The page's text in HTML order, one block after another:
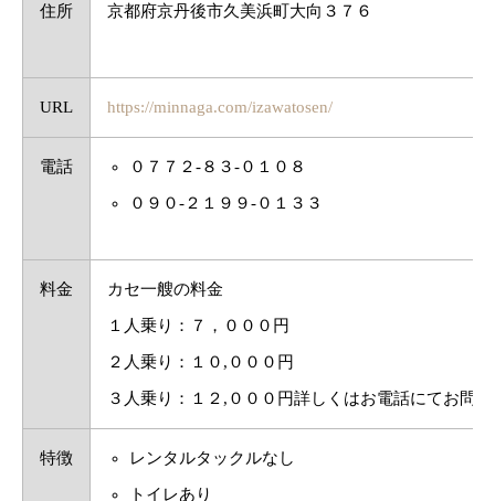
住所 京都府京丹後市久美浜町大向３７６
URL https://minnaga.com/izawatosen/
電話 ０７７２-８３-０１０８
０９０-２１９９-０１３３
料金 カセ一艘の料金
１人乗り：７，０００円
２人乗り：１０,０００円
３人乗り：１２,０００円詳しくはお電話にてお問
特徴 レンタルタックルなし
トイレあり